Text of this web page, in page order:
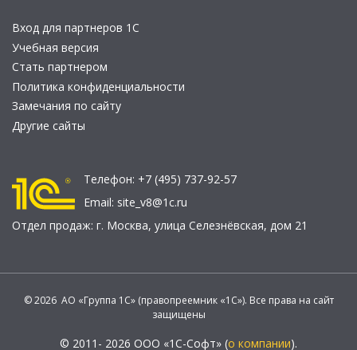
Вход для партнеров 1С
Учебная версия
Стать партнером
Политика конфиденциальности
Замечания по сайту
Другие сайты
Телефон: +7 (495) 737-92-57
Email: site_v8@1c.ru
Отдел продаж: г. Москва, улица Селезнёвская, дом 21
© 2026 АО «Группа 1С» (правопреемник «1С»). Все права на сайт
защищены
© 2011- 2026 ООО «1С-Софт» (о компании).